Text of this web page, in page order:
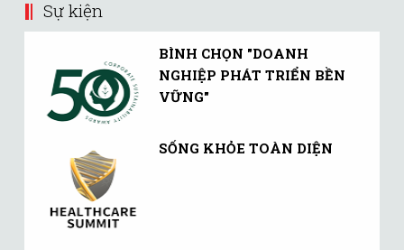
Sự kiện
BÌNH CHỌN "DOANH
NGHIỆP PHÁT TRIỂN BỀN
VỮNG"
SỐNG KHỎE TOÀN DIỆN